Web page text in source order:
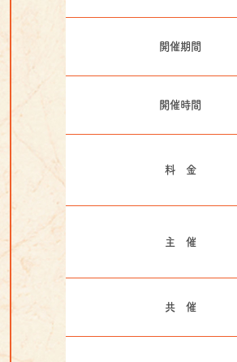
開催期間
開催時間
料 金
主 催
共 催